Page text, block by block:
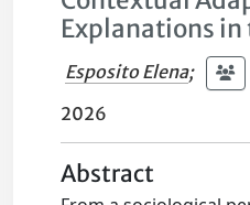
Explanations in
Esposito Elena;
2026
Abstract